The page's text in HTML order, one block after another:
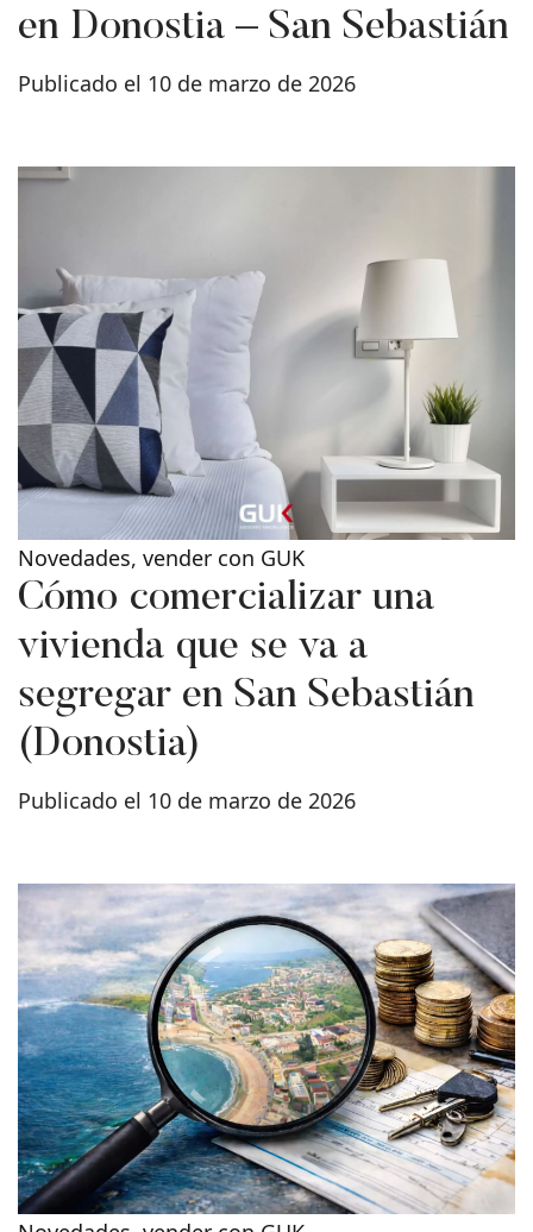
en Donostia – San Sebastián
Publicado el 10 de marzo de 2026
Novedades, vender con GUK
Cómo comercializar una
vivienda que se va a
segregar en San Sebastián
(Donostia)
Publicado el 10 de marzo de 2026